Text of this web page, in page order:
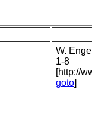
W.
1-8
[http://
goto]